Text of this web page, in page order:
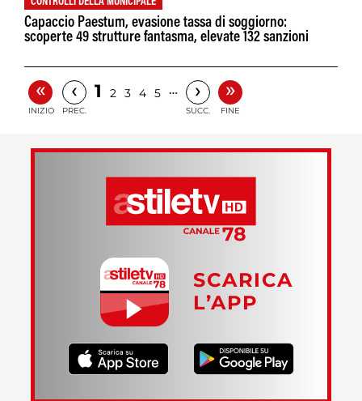
Capaccio Paestum, evasione tassa di soggiorno:
scoperte 49 strutture fantasma, elevate 132 sanzioni
«
INIZIO
‹
PREC.
1 2 3 4 5 … ›
SUCC.
»
FINE
SCARICA
L’APP